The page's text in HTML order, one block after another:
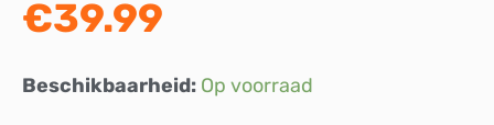
€39.99
Beschikbaarheid: Op voorraad
Marks